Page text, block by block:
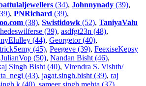
(34), Johnnynady (39),
, PNRichard (39),
(38), Swistidowk (52), TaniyaValu
hedeswilferse (39), asdfgt23n (48),
(44), Georgetor (40),
(45), Peegeve (39), FeexiseKepsy
JulianVop (50), Nandan Bisht (46),
Singh Bisht (40), Virendra S. Vishth/
(43), jagat.singh.bisht (39), raj